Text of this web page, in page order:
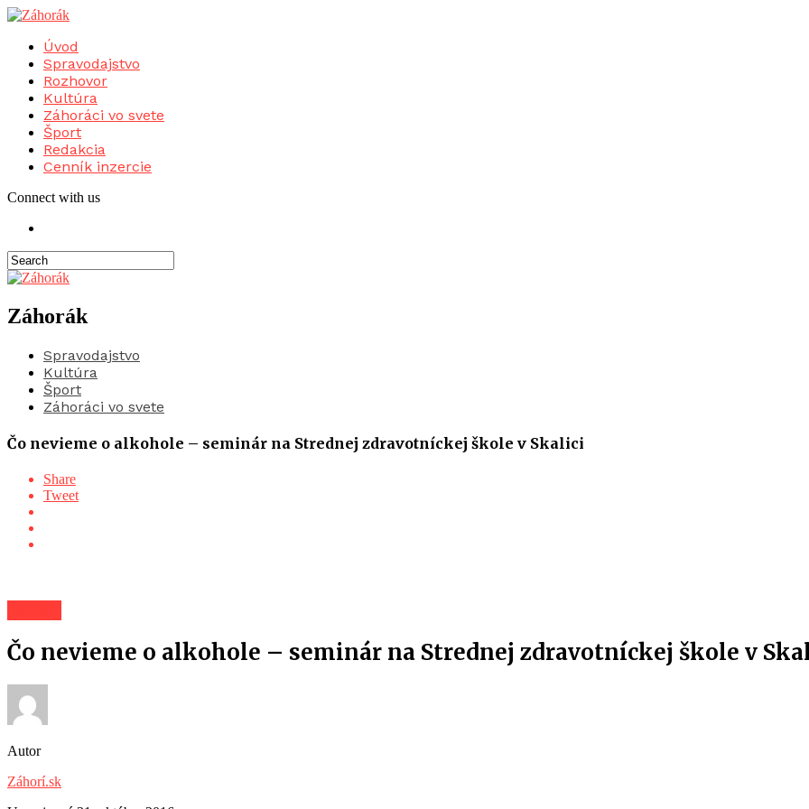
Úvod
Spravodajstvo
Rozhovor
Kultúra
Záhoráci vo svete
Šport
Redakcia
Cenník inzercie
Connect with us
Záhorák
Spravodajstvo
Kultúra
Šport
Záhoráci vo svete
Čo nevieme o alkohole – seminár na Strednej zdravotníckej škole v Skalici
Share
Tweet
Čo nevieme o alkohole – seminár na Strednej zdravotníckej škole v
Autor
Záhorí.sk